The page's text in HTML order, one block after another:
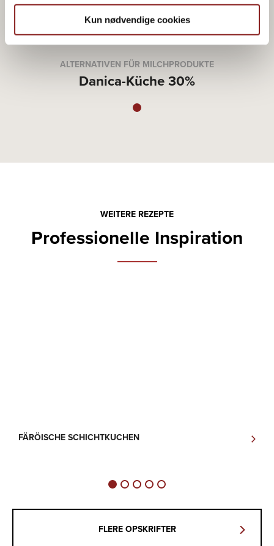
Kun nødvendige cookies
ALTERNATIVEN FÜR MILCHPRODUKTE
Danica-Küche 30%
WEITERE REZEPTE
Professionelle Inspiration
FÄRÖISCHE SCHICHTKUCHEN
FLERE OPSKRIFTER